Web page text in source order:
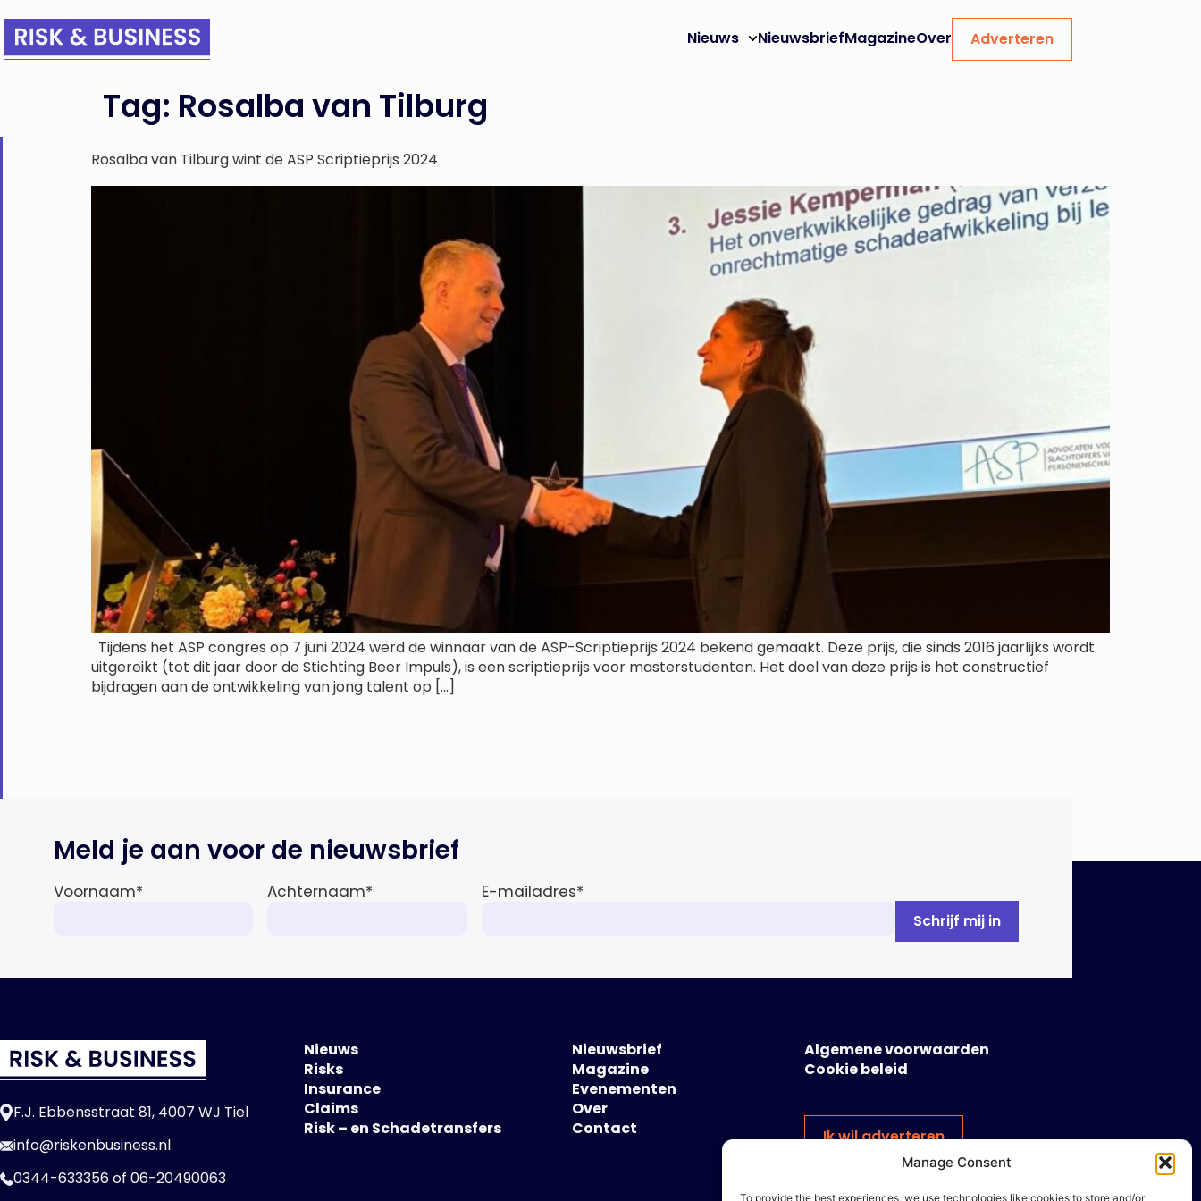
Manage Consent
To provide the best experiences, we use technologies like cookies to store and/or
Nieuws NieuwsbriefMagazineOver Adverteren
Tag: Rosalba van Tilburg
Rosalba van Tilburg wint de ASP Scriptieprijs 2024
Tijdens het ASP congres op 7 juni 2024 werd de winnaar van de ASP-Scriptieprijs 2024 bekend gemaakt. Deze prijs, die sinds 2016 jaarlijks wordt
uitgereikt (tot dit jaar door de Stichting Beer Impuls), is een scriptieprijs voor masterstudenten. Het doel van deze prijs is het constructief
bijdragen aan de ontwikkeling van jong talent op […]
Meld je aan voor de nieuwsbrief
Voornaam* Achternaam* E-mailadres*
F.J. Ebbensstraat 81, 4007 WJ Tiel
info@riskenbusiness.nl
0344-633356of 06-20490063
Nieuws
Risks
Insurance
Claims
Risk – en Schadetransfers
Nieuwsbrief
Magazine
Evenementen
Over
Contact
Algemene voorwaarden
Cookie beleid
Ik wil adverteren